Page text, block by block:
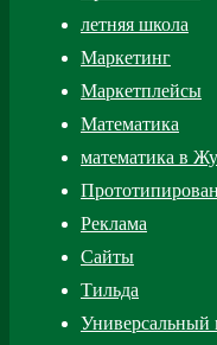
летняя школа
Маркетинг
Маркетплейсы
Математика
математика в
Реклама
Сайты
Тильда
Универсальный